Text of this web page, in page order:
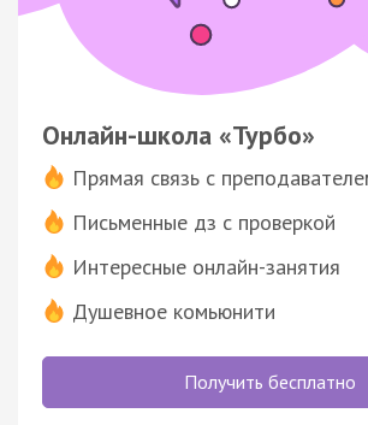
Онлайн-школа «Турбо»
Прямая связь с
Письменные дз с проверкой
Интересные онлайн-занятия
Душевное комьюнити
Получить бесплатно